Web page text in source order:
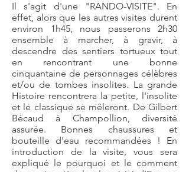
Il s'agit d'une "RANDO-VISITE". En
effet, alors que les autres visites durent
environ 1h45, nous passerons 2h30
ensemble à marcher, à gravir, à
descendre des sentiers tortueux tout
en rencontrant une bonne
cinquantaine de personnages célèbres
et/ou de tombes insolites. La grande
Histoire rencontrera la petite, l'insolite
et le classique se mêleront. De Gilbert
Bécaud à Champollion, diversité
assurée. Bonnes chaussures et
bouteille d'eau recommandées ! En
introduction de la visite, vous sera
expliqué le pourquoi et le comment